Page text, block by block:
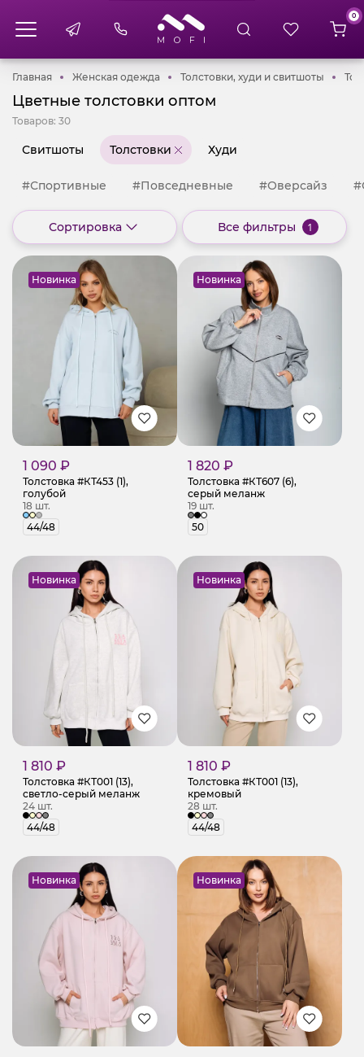
0
ГлавнаяГлавнаяЖенская одежда Женская одежда
Толстовки, худи и свитшоты
Цветные толстовки оптом
Товаров: 30
Свитшоты Толстовки Худи
#Спортивные #Повседневные #Оверсайз
Сортировка Все фильтры 1
Новинка
1 090 ₽
Толстовка #КТ453 (1),
голубой
18 шт.
44/48
Новинка
1 820 ₽
Толстовка #КТ607 (6),
серый меланж
19 шт.
50
Новинка
1 810 ₽
Толстовка #КТ001 (13),
светло-серый меланж
24 шт.
44/48
Новинка
1 810 ₽
Толстовка #КТ001 (13),
кремовый
28 шт.
44/48
Новинка Новинка